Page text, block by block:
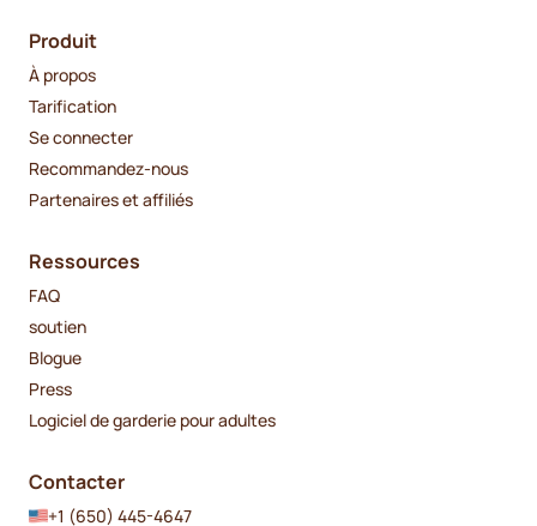
Produit
À propos
Tarification
Se connecter
Recommandez-nous
Partenaires et affiliés
Ressources
FAQ
soutien
Blogue
Press
Logiciel de garderie pour adultes
Contacter
+1 (650) 445-4647